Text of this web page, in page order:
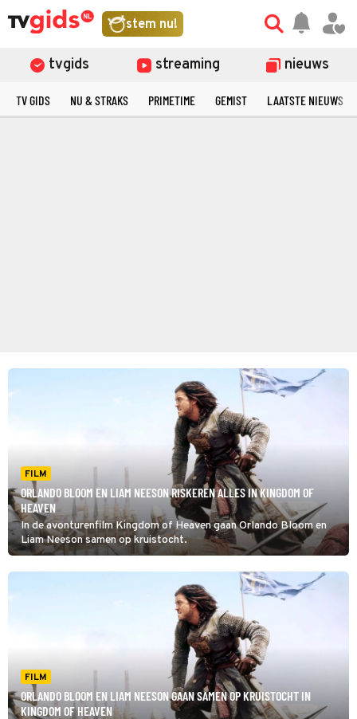
stem nu!
tvgids streaming nieuws
TV GIDS NU & STRAKS PRIMETIME GEMIST LAATSTE NIEUWS
FILM
ORLANDO BLOOM EN LIAM NEESON RISKEREN ALLES IN KINGDOM OF
HEAVEN
In de avonturenfilm Kingdom of Heaven gaan Orlando Bloom en
Liam Neeson samen op kruistocht.
FILM
ORLANDO BLOOM EN LIAM NEESON GAAN SAMEN OP KRUISTOCHT IN
KINGDOM OF HEAVEN